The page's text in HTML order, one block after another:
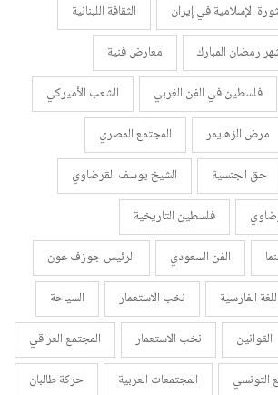
الإسلامية في إيران
الثقافة اللبنانية
رمضان المبارك
معارض فنية
فلسطين في الفن الغربي
الشعب الأميركي
مرض الزهايمر
المجتمع المصري
حق الجنسية
الشيخ يوسف القرضاوي
فلسطين التاريخية
الفن السعودي
الرئيس جوزف عون
اللغة الفارسية نخب الاستعمار
السياحة
القوانين نخب الاستعمار
المجتمع العراقي
التونسي المجتمعات العربية
حركة طالبان